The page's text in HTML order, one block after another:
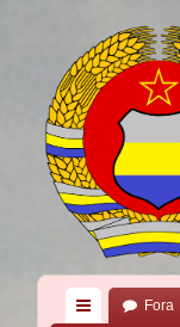
Fora